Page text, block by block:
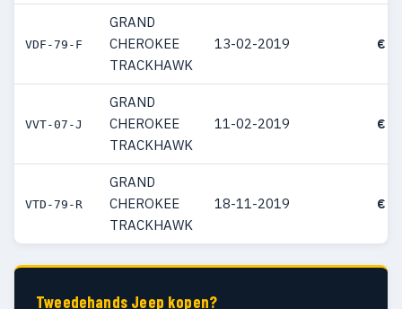
VDF-79-F
GRAND
CHEROKEE
TRACKHAWK
13-02-2019 €
VVT-07-J
GRAND
CHEROKEE
TRACKHAWK
11-02-2019 €
VTD-79-R
GRAND
CHEROKEE
TRACKHAWK
18-11-2019 €
Tweedehands Jeep kopen?